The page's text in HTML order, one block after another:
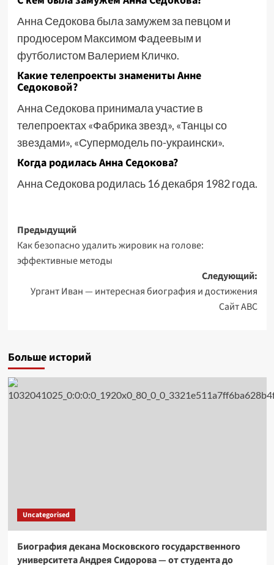
Анна Седокова была замужем за певцом и
продюсером Максимом Фадеевым и
футболистом Валерием Кличко.
Какие телепроекты знамениты Анне
Седоковой?
Анна Седокова принимала участие в
телепроектах «Фабрика звезд», «Танцы со
звездами», «Супермодель по-украински».
Когда родилась Анна Седокова?
Анна Седокова родилась 16 декабря 1982 года.
Навигация
записи
Предыдущий
Как безопасно удалить жировик на голове:
эффективные методы
Следующий:
Ургант Иван — интересная биография и достижения
Сайт ABC
Больше историй
Uncategorised
Биография декана Московского государственного
университета Андрея Сидорова — от студента до